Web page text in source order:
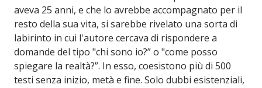
aveva 25 anni, e che lo avrebbe accompagnato per il
resto della sua vita, si sarebbe rivelato una sorta di
labirinto in cui l'autore cercava di rispondere a
domande del tipo "chi sono io?” o "come posso
spiegare la realtà?”. In esso, coesistono più di 500
testi senza inizio, metà e fine. Solo dubbi esistenziali,